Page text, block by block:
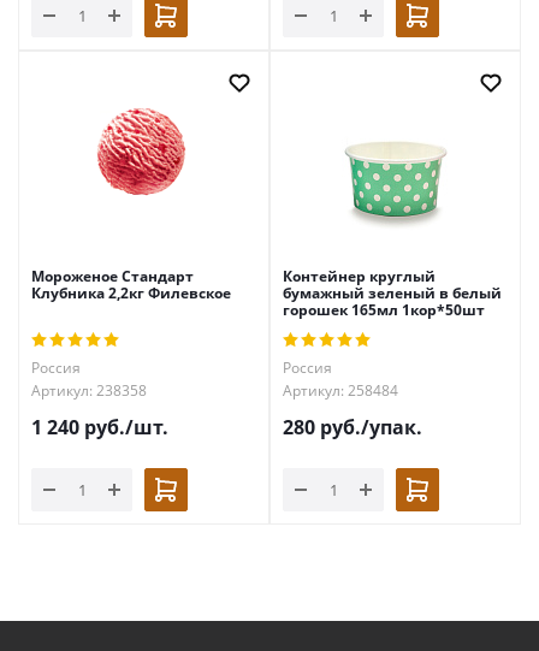
Мороженое Стандарт
Клубника 2,2кг Филевское
Россия
Артикул: 238358
1 240 руб./шт.
Контейнер круглый
бумажный зеленый в белый
горошек 165мл 1кор*50шт
Россия
Артикул: 258484
280 руб./упак.